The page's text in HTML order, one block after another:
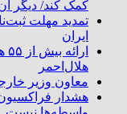
کمک کند/ دیگر
تمدید مهلت
ایران
هلال‌احمر
معاون وزیر
هشدار